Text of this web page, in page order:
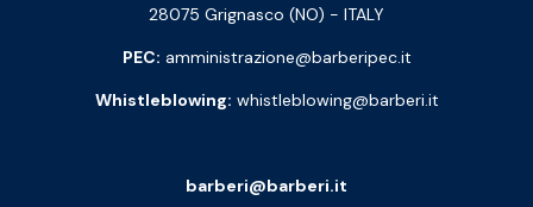
28075 Grignasco (NO) - ITALY
PEC: amministrazione@barberipec.it
Whistleblowing: whistleblowing@barberi.it
barberi@barberi.it